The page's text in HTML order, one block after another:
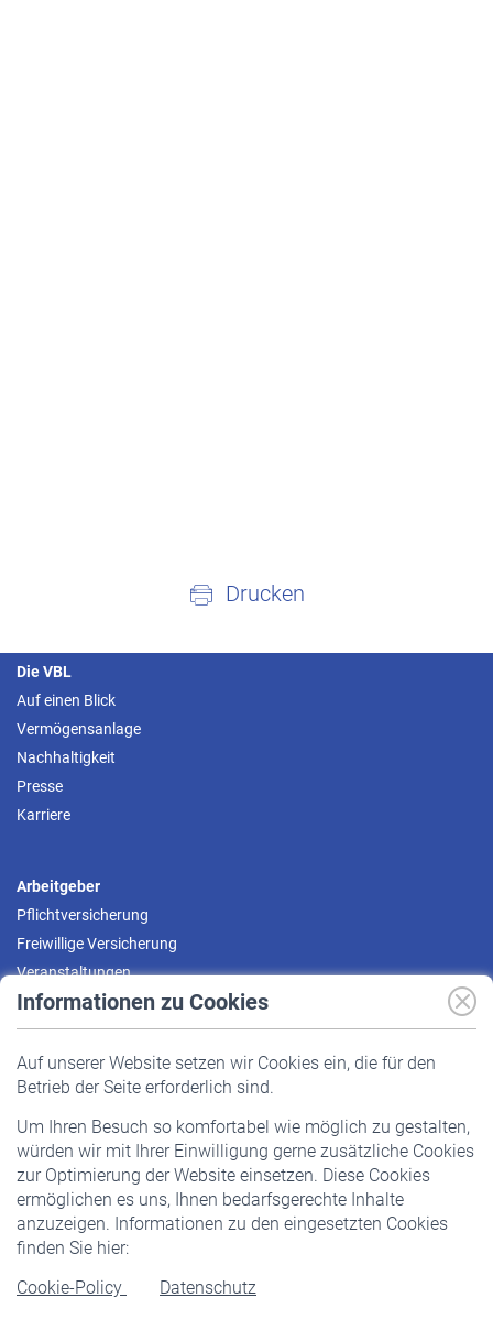
Informationen zu Cookies
Auf unserer Website setzen wir Cookies ein, die für den
Betrieb der Seite erforderlich sind.
Um Ihren Besuch so komfortabel wie möglich zu gestalten,
würden wir mit Ihrer Einwilligung gerne zusätzliche Cookies
zur Optimierung der Website einsetzen. Diese Cookies
ermöglichen es uns, Ihnen bedarfsgerechte Inhalte
anzuzeigen. Informationen zu den eingesetzten Cookies
finden Sie hier:
Cookie-Policy
Datenschutz
Drucken
Die VBL
Auf einen Blick
Vermögensanlage
Nachhaltigkeit
Presse
Karriere
Arbeitgeber
Pflichtversicherung
Freiwillige Versicherung
Veranstaltungen
Pflichtversicherung
Staatliche Förderung
Veranstaltungen
Rentner
Rentenbeginn
Rente beantragen